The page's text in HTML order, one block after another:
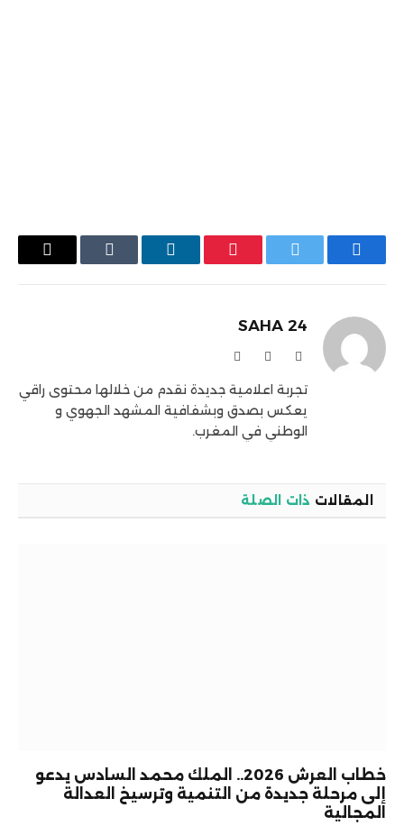
فيسبوك تويتر بينتيريستلينكدإن Tumblr
البريد
SAHA 24
فيسبوك
تجربة اعلامية جديدة نقدم من خلالها محتوى راقي
يعكس بصدق وبشفافية المشهد الجهوي و
الوطني في المغرب.
المقالات ذات الصلة
خطاب العرش 2026.. الملك محمد السادس يدعو
إلى مرحلة جديدة من التنمية وترسيخ العدالة
المجالية